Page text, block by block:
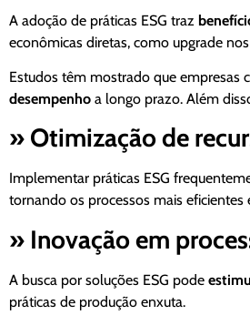
A adoção de práticas ESG traz
econômicas diretas, como upgrade
Estudos têm mostrado que empresas
desempenho a longo prazo. Além
» Otimização de
Implementar práticas ESG
tornando os processos mais eficientes
» Inovação em
A busca por soluções ESG pode
práticas de produção enxuta.